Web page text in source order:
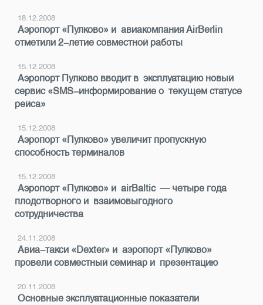
18.12.2008
Аэропорт «Пулково» и авиакомпания AirBerlin
отметили 2-летие совместной работы
15.12.2008
Аэропорт Пулково вводит в эксплуатацию новый
сервис «SMS-информирование о текущем статусе
рейса»
15.12.2008
Аэропорт «Пулково» увеличит пропускную
способность терминалов
15.12.2008
Аэропорт «Пулково» и airBaltic — четыре года
плодотворного и взаимовыгодного
сотрудничества
24.11.2008
Авиа-такси «Dexter» и аэропорт «Пулково»
провели совместный семинар и презентацию
20.11.2008
Основные эксплуатационные показатели